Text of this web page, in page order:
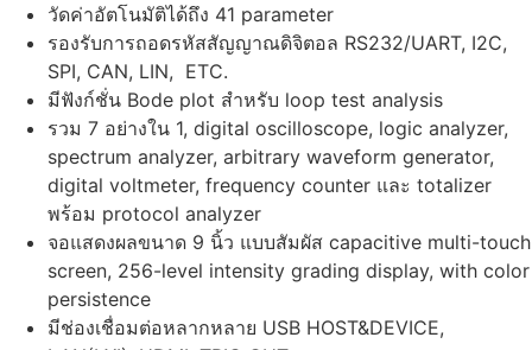
วัดค่าอัตโนมัติได้ถึง 41 parameter
รองรับการถอดรหัสสัญญาณดิจิตอล RS232/UART, I2C,
SPI, CAN, LIN, ETC.
มีฟังก์ชั่น Bode plot สำหรับ loop test analysis
รวม 7 อย่างใน 1, digital oscilloscope, logic analyzer,
spectrum analyzer, arbitrary waveform generator,
digital voltmeter, frequency counter และ totalizer
พร้อม protocol analyzer
จอแสดงผลขนาด 9 นิ้ว แบบสัมผัส capacitive multi-touch
screen, 256-level intensity grading display, with color
persistence
มีช่องเชื่อมต่อหลากหลาย USB HOST&DEVICE,